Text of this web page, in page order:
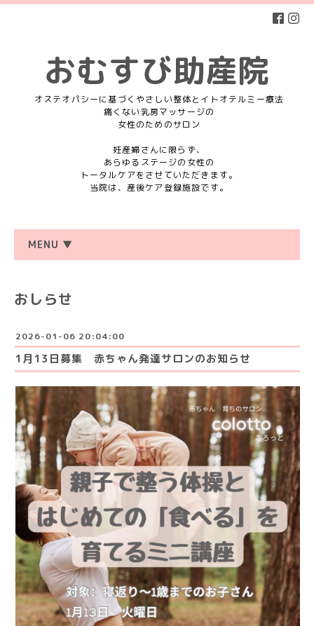
おむすび助産院
オステオパシーに基づくやさしい整体とイトオテルミー療法
痛くない乳房マッサージの
女性のためのサロン
妊産婦さんに限らず、
あらゆるステージの女性の
トータルケアをさせていただきます。
当院は、産後ケア登録施設です。
MENU ▼
おしらせ
2026-01-06 20:04:00
1月13日募集 赤ちゃん発達サロンのお知らせ